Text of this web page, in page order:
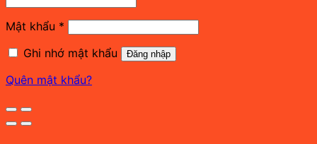
Mật khẩu * Bắt
buộc
Ghi nhớ mật khẩu
Đăng nhập
Quên mật khẩu?